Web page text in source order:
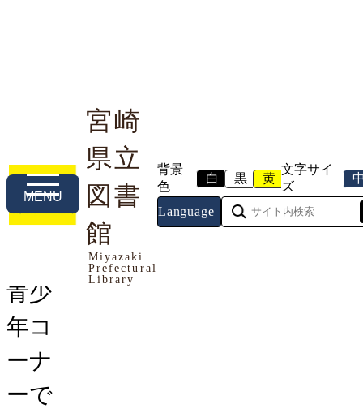
宮崎
県立
図書
館
Miyazaki
Prefectural
Library
背景
色
白 黒 黄
文字サイ
ズ
Language
MENU
利用案内 本や資料を探す 調べる・相談する
トップページ> お知らせ> 青少年コーナーでPOP
を募集しています
青少
年コ
ーナ
ーで